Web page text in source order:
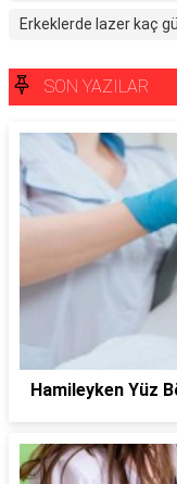
Erkeklerde lazer kaç
SON YAZILAR
Hamileyken Yüz